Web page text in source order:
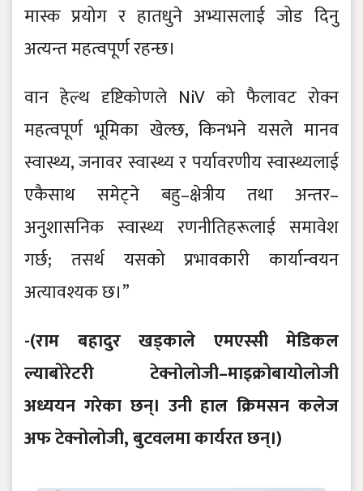
मास्क प्रयोग र हातधुने अभ्यासलाई जोड दिनु
अत्यन्त महत्वपूर्ण रहन्छ।
वान हेल्थ दृष्टिकोणले NiV को फैलावट रोक्न
महत्वपूर्ण भूमिका खेल्छ, किनभने यसले मानव
स्वास्थ्य, जनावर स्वास्थ्य र पर्यावरणीय स्वास्थ्यलाई
एकैसाथ समेट्ने बहु–क्षेत्रीय तथा अन्तर–
अनुशासनिक स्वास्थ्य रणनीतिहरूलाई समावेश
गर्छ; तसर्थ यसको प्रभावकारी कार्यान्वयन
अत्यावश्यक छ।”
-(राम बहादुर खड्काले एमएस्सी मेडिकल
ल्याबोरेटरी टेक्नोलोजी–माइक्रोबायोलोजी
अध्ययन गरेका छन्। उनी हाल क्रिमसन कलेज
अफ टेक्नोलोजी, बुटवलमा कार्यरत छन्।)